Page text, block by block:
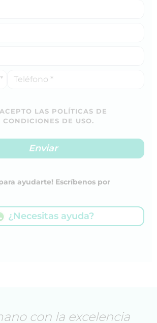
LAS POLÍTICAS DE
DE USO.
ayudarte! Escríbenos por
¿Necesitas ayuda?
con la excelencia